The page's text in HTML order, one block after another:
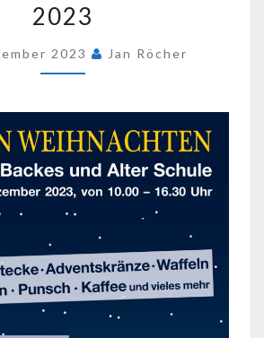
2023
2023
2023 Jan Röcher